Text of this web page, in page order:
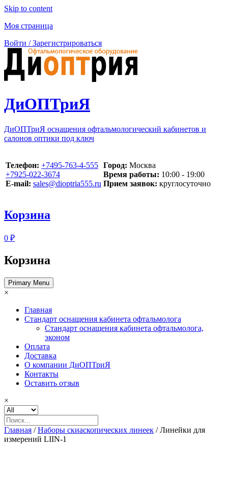
Skip to content
Моя страница
Войти / Зарегистрироваться
ДиОПТриЯ
ДиОПТриЯ оснащения офтальмологический кабинетов и
салонов оптики под ключ
Телефон: ‪+7495-763-4-555‬
‪+7925-022-3674‬
E-mail: sales@dioptria555.ru
Город: Москва
Время работы: 10:00 - 19:00
Прием заявок: круглосуточно
Корзина
0 ₽
Корзина
Primary Menu
×
Главная
Стандарт оснащения кабинета офтальмолога
Стандарт оснащения кабинета офтальмолога,
эконом
Оплата
Доставка
О компании ДиОПТриЯ
Контакты
Оставить отзыв
×
Главная /Наборы скиаскопических линеек / Линейки для
измерений LIIN-1